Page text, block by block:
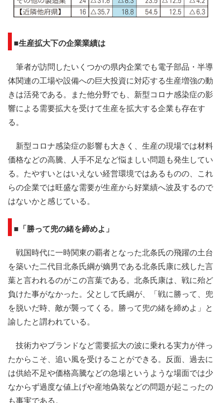
■生産拡大下の企業業績は
筆者が訪問したいくつかの県内企業でも電子部品・半導
体関連の工場や設備への巨大投資に対応する生産増強の動
きは活発である。また他分野でも、新型コロナ感染症の影
響による需要拡大を受けて生産を拡大する企業も存在す
る。
新型コロナ感染症の影響も大きく、生産の現場では材料
価格などの高騰、人手不足など悩ましい問題も発生してい
る。たやすいとはいえない経営環境ではあるものの、これ
らの企業では旺盛な需要が生産から好業績へ波及するので
はないかと感じている。
■「勝って兜の緒を締めよ」
戦国時代に一時関東の覇者となった北条氏の飛躍の土台
を築いた二代目北条氏綱が嫡男である北条氏康に残した言
葉と言われるのがこの言葉である。北条氏康は、戦に殆ど
負けた事がなかった。父として氏綱が、「戦に勝って、兜
を脱いだ時、敵が襲ってくる。勝って兜の緒を締めよ」と
諭したと謂われている。
技術力やブランドなど需要拡大の波に乗れる実力が伴っ
たからこそ、追い風を受けることができる。反面、過去に
は供給不足や価格高騰などの急場というような場面では少
なからず過度な値上げや産地偽装などの問題が起こったの
も事実である。